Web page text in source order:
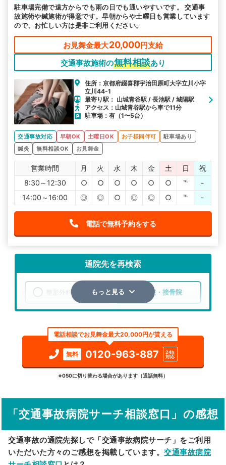
駅から探す 院名から探す
駐車場完備で遠方からでも雨の日でも通いやすいです。 交通事
故施術や鍼施術が得意です。早朝からや土曜日も営業しています
ので、お忙しい方は是非ご利用ください。
お見舞金最大20,000円支給
交通事故施術の無料相談あり
住所：京都府綴喜郡宇治田原町大字立川小字
立川44-1
最寄り駅： 山城青谷駅 / 長池駅 / 城陽駅
アクセス：山城青谷駅から車で11分
駐車場：有（1〜5台）
交通事故対応 早朝OK 土曜日OK お子様同伴可
駐車場あり
鍼灸
無料相談OK お見舞金
営業時間 月 火 水 木 金 土 日
祝
8:30～12:30
○ ○ ○ ○ ○ ○ ℡
-
14:00～16:00
◎ ◎ ○ ◎ ◎ ○ ℡ -
電話で無料予約をする
通院先を再検索
整形外科 整骨院・接骨院
検索する
詳細条件で絞り込む
駅から探す 院名から探す
もっと見る
電話相談でお見舞金最大20,000円が貰える
無料 0120-963-887
24h
対応
※050に切り替わる場合があります（通話無料）
「交通事故病院サーチ相談窓口」の感想
交通事故の通院先探しで「交通事故病院サーチ」をご利用
いただいた方々のご感想を掲載しています。交通事故病院